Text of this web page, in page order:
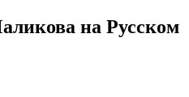
на Русском